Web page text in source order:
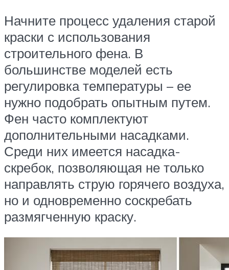
Начните процесс удаления старой
краски с использования
строительного фена. В
большинстве моделей есть
регулировка температуры – ее
нужно подобрать опытным путем.
Фен часто комплектуют
дополнительными насадками.
Среди них имеется насадка-
скребок, позволяющая не только
направлять струю горячего воздуха,
но и одновременно соскребать
размягченную краску.